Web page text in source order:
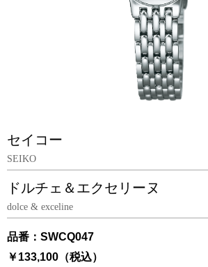
セイコー
SEIKO
ドルチェ＆エクセリーヌ
dolce & exceline
品番：SWCQ047
￥133,100（税込）